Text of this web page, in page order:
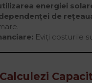
energiei
de
Eviți costurile